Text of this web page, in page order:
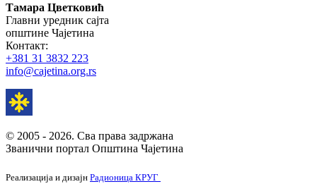
Тамара Цветковић
Главни уредник сајта
општине Чајетина
Контакт:
+381 31 3832 223
info@cajetina.org.rs
© 2005 - 2026. Сва права задржана
Званични портал Општина Чајетина
Реализација и дизајн Радионица КРУГ